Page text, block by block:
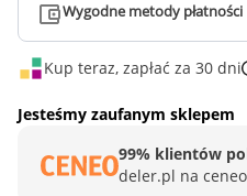
Wygodne metody płatności
Kup teraz, zapłać za 30 dni
Jesteśmy zaufanym sklepem
99% klientów
deler.pl na